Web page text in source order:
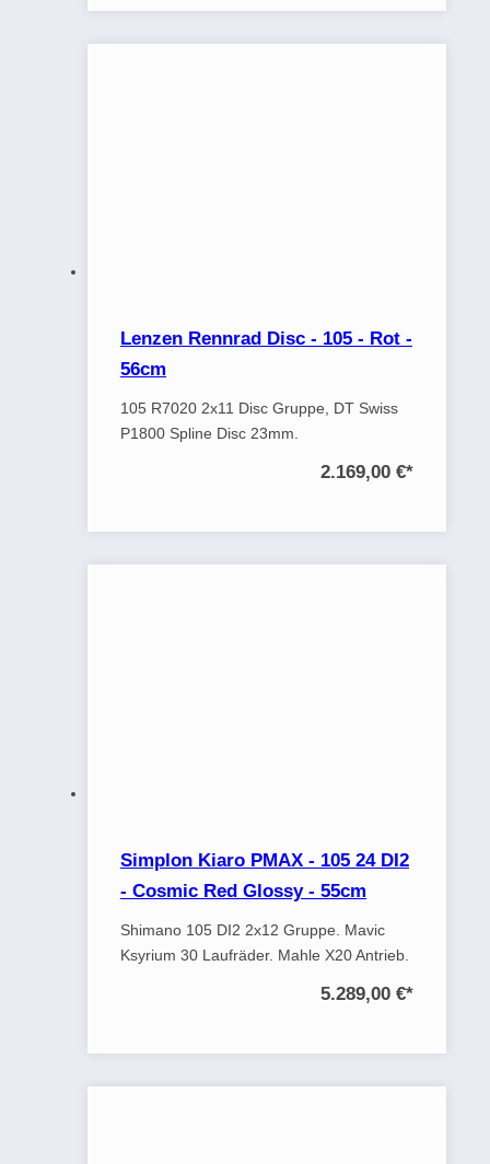
Lenzen Rennrad Disc - 105 - Rot -
56cm
105 R7020 2x11 Disc Gruppe, DT Swiss
P1800 Spline Disc 23mm.
2.169,00 €*
Simplon Kiaro PMAX - 105 24 DI2
- Cosmic Red Glossy - 55cm
Shimano 105 DI2 2x12 Gruppe. Mavic
Ksyrium 30 Laufräder. Mahle X20 Antrieb.
5.289,00 €*